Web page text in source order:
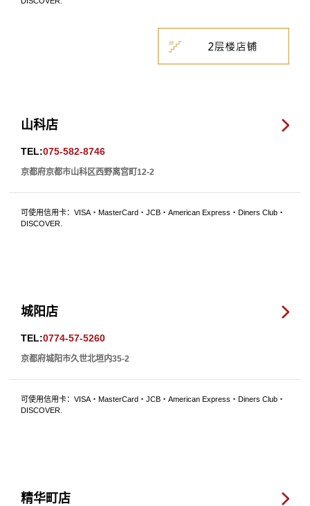
山科店
TEL:075-582-8746
京都府京都市山科区西野离宫町12-2
可使用信用卡：VISA・MasterCard・JCB・American Express・Diners Club・
DISCOVER.
城阳店
TEL:0774-57-5260
京都府城阳市久世北垣内35-2
可使用信用卡：VISA・MasterCard・JCB・American Express・Diners Club・
DISCOVER.
精华町店